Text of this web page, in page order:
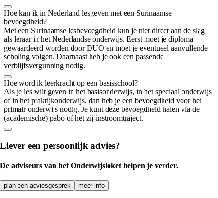
Hoe kan ik in Nederland lesgeven met een Surinaamse
bevoegdheid?
Met een Surinaamse lesbevoegdheid kun je niet direct aan de slag
als leraar in het Nederlandse onderwijs. Eerst moet je diploma
gewaardeerd worden door DUO en moet je eventueel aanvullende
scholing volgen. Daarnaast heb je ook een passende
verblijfsvergunning nodig.
Hoe word ik leerkracht op een basisschool?
Als je les wilt geven in het basisonderwijs, in het speciaal onderwijs
of in het praktijkonderwijs, dan heb je een bevoegdheid voor het
primair onderwijs nodig. Je kunt deze bevoegdheid halen via de
(academische) pabo of het zij-instroomtraject.
Liever een persoonlijk advies?
De adviseurs van het Onderwijsloket helpen je verder.
plan een adviesgesprek meer info